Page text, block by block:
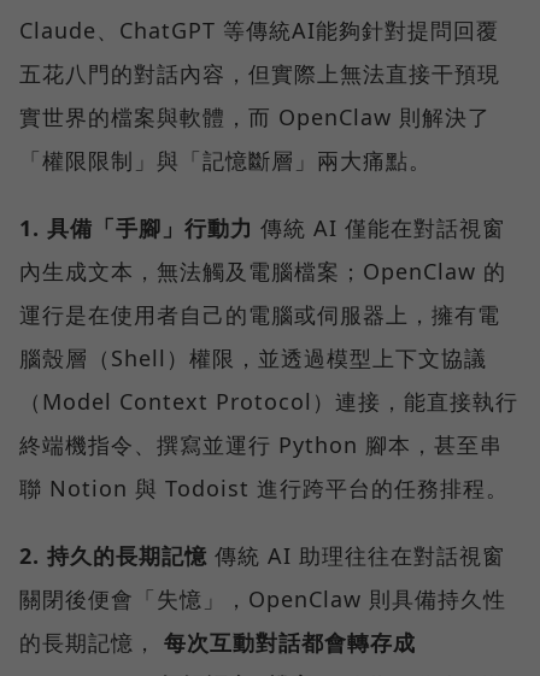
Claude、ChatGPT 等傳統AI能夠針對提問回覆
五花八門的對話內容，但實際上無法直接干預現
實世界的檔案與軟體，而 OpenClaw 則解決了
「權限限制」與「記憶斷層」兩大痛點。
1. 具備「手腳」行動力 傳統 AI 僅能在對話視窗
內生成文本，無法觸及電腦檔案；OpenClaw 的
運行是在使用者自己的電腦或伺服器上，擁有電
腦殼層（Shell）權限，並透過模型上下文協議
（Model Context Protocol）連接，能直接執行
終端機指令、撰寫並運行 Python 腳本，甚至串
聯 Notion 與 Todoist 進行跨平台的任務排程。
2. 持久的長期記憶 傳統 AI 助理往往在對話視窗
關閉後便會「失憶」，OpenClaw 則具備持久性
的長期記憶， 每次互動對話都會轉存成